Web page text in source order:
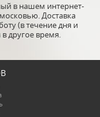
в нашем интернет-
Доставка
(в течение дня и
другое время.